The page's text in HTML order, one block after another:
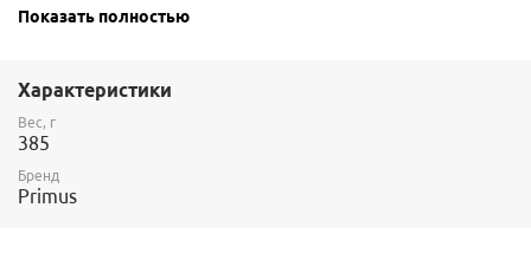
Показать полностью
Характеристики
Вес, г
385
Бренд
Primus